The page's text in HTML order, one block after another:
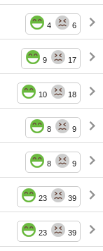
4 6
9 17
10 18
8 9
8 9
23 39
23 39